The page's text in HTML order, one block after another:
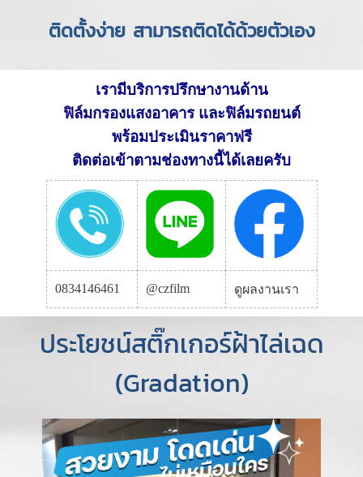
ติดตั้งง่าย สามารถติดได้ด้วยตัวเอง
เรามีบริการปรึกษางานด้าน
ฟิล์มกรองแสงอาคาร และฟิล์มรถยนต์
พร้อมประเมินราคาฟรี
ติดต่อเข้าตามช่องทางนี้ได้เลยครับ
0834146461 @czfilm ดูผลงานเรา
ประโยชน์สติ๊กเกอร์ฝ้าไล่เฉด
(Gradation)